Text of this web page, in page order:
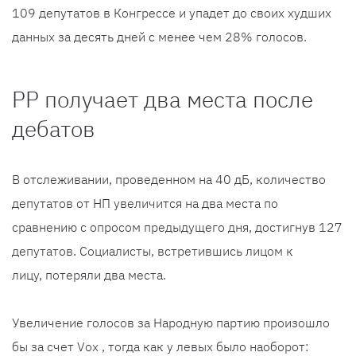
109 депутатов в Конгрессе и упадет до своих худших
данных за десять дней с менее чем 28% голосов.
PP получает два места после
дебатов
В отслеживании, проведенном на 40 дБ, количество
депутатов от НП увеличится на два места по
сравнению с опросом предыдущего дня, достигнув 127
депутатов. Социалисты, встретившись лицом к
лицу, потеряли два места.
Увеличение голосов за Народную партию произошло
бы за счет Vox , тогда как у левых было наоборот: